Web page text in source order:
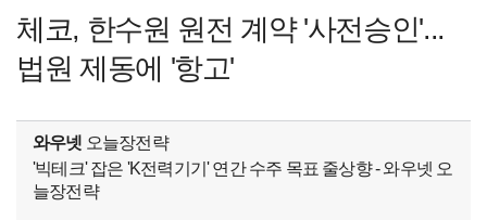
체코, 한수원 원전 계약 '사전승인'...
법원 제동에 '항고'
와우넷 오늘장전략
'빅테크' 잡은 'K전력기기' 연간 수주 목표 줄상향 - 와우넷 오
늘장전략